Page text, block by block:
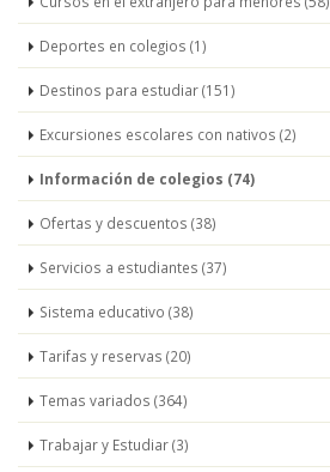
Deportes en colegios (1)
Destinos para estudiar (151)
Excursiones escolares con nativos (2)
Información de colegios (74)
Ofertas y descuentos (38)
Servicios a estudiantes (37)
Sistema educativo (38)
Tarifas y reservas (20)
Temas variados (364)
Trabajar y Estudiar (3)